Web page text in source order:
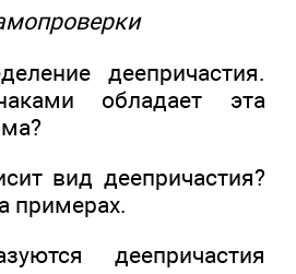
деепричастия.
обладает эта
вид деепричастия?
примерах.
деепричастия